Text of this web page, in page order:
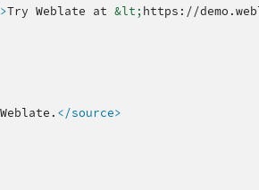
>Try Weblate at &lt;https://
Weblate. </source>